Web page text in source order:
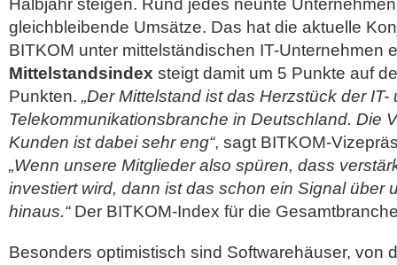
Halbjahr steigen. Rund jedes neunte
gleichbleibende Umsätze. Das hat die aktuelle
BITKOM unter mittelständischen IT-Unternehmen
Mittelstandsindex steigt damit um 5 Punkte auf
Punkten. „Der Mittelstand ist das Herzstück der IT-
Telekommunikationsbranche in Deutschland. Die
Kunden ist dabei sehr eng“, sagt BITKOM-
„Wenn unsere Mitglieder also spüren, dass
investiert wird, dann ist das schon ein Signal über
hinaus.“Der BITKOM-Index für die
Besonders optimistisch sind Softwarehäuser, von